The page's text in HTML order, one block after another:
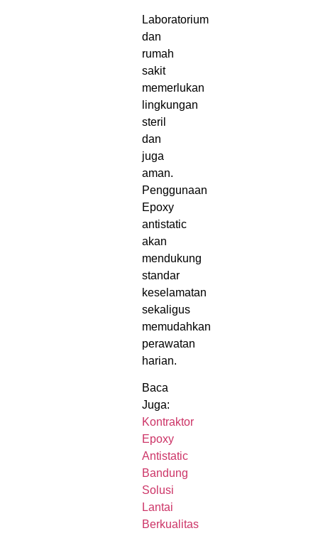
Laboratorium
dan
rumah
sakit
memerlukan
lingkungan
steril
dan
juga
aman.
Penggunaan
Epoxy
antistatic
akan
mendukung
standar
keselamatan
sekaligus
memudahkan
perawatan
harian.
Baca
Juga:
Kontraktor
Epoxy
Antistatic
Bandung
Solusi
Lantai
Berkualitas